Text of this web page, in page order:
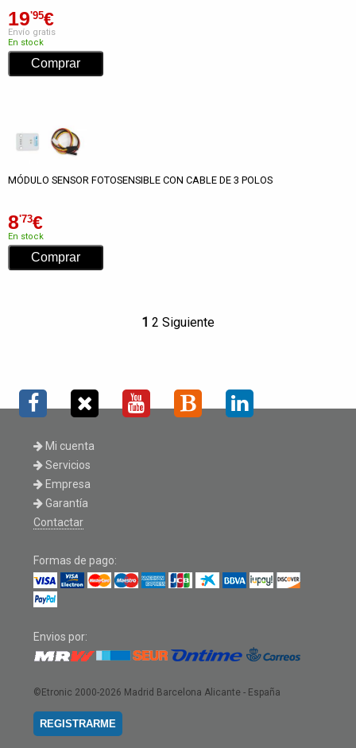
19'95€
Envío gratis
En stock
MÓDULO SENSOR FOTOSENSIBLE CON CABLE DE 3 POLOS
8'73€
En stock
1 2 Siguiente
Mi cuenta
Servicios
Empresa
Garantía
Contactar
Formas de pago:
Envios por:
©Etronic 2000-2026 Madrid Barcelona Alicante - España
REGISTRARME